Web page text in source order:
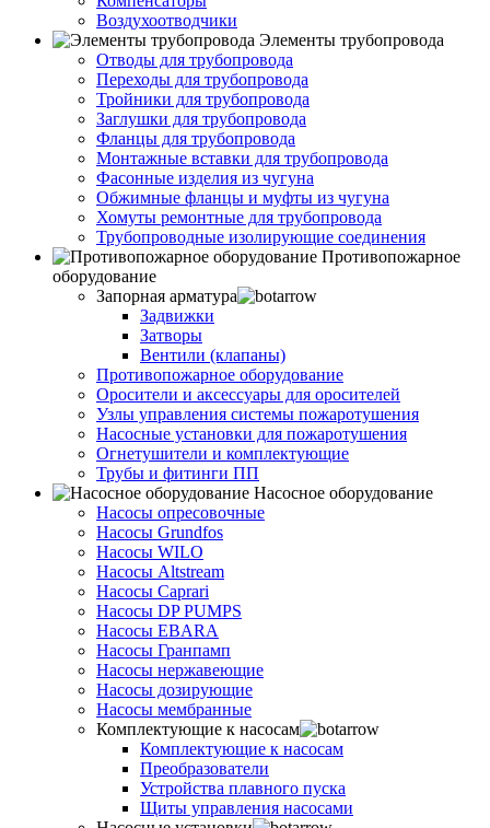
Воздухоотводчики
Элементы трубопровода
Отводы для трубопровода
Переходы для трубопровода
Тройники для трубопровода
Заглушки для трубопровода
Фланцы для трубопровода
Монтажные вставки для трубопровода
Фасонные изделия из чугуна
Обжимные фланцы и муфты из чугуна
Хомуты ремонтные для трубопровода
Трубопроводные изолирующие соединения
Противопожарное
оборудование
Запорная арматура
Задвижки
Затворы
Вентили (клапаны)
Противопожарное оборудование
Оросители и аксессуары для оросителей
Узлы управления системы пожаротушения
Насосные установки для пожаротушения
Огнетушители и комплектующие
Трубы и фитинги ПП
Насосное оборудование
Насосы опресовочные
Насосы Grundfos
Насосы WILO
Насосы Altstream
Насосы Caprari
Насосы DP PUMPS
Насосы EBARA
Насосы Гранпамп
Насосы нержавеющие
Насосы дозирующие
Насосы мембранные
Комплектующие к насосам
Комплектующие к насосам
Преобразователи
Устройства плавного пуска
Щиты управления насосами